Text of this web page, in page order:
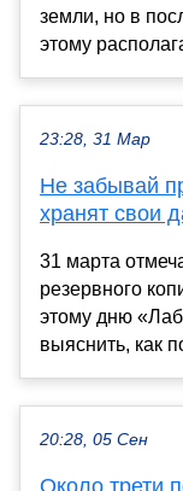
земли, но в
этому
23:28, 31 Мар
Не забывай
хранят свои
31 марта
резервного
этому дню
выяснить, как
20:28, 05 Сен
Около трети